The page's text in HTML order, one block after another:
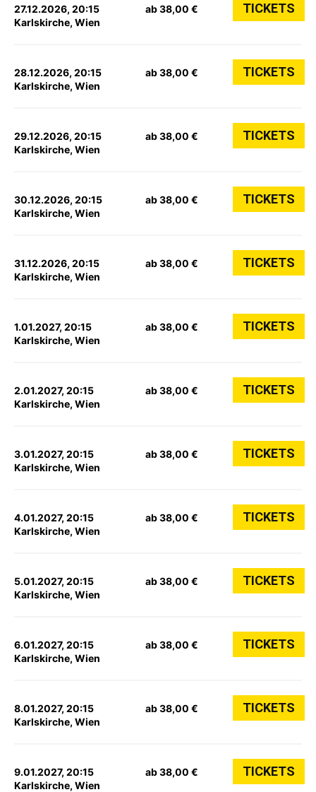
27.12.2026, 20:15
Karlskirche, Wien
ab 38,00 € TICKETS
28.12.2026, 20:15
Karlskirche, Wien
ab 38,00 € TICKETS
29.12.2026, 20:15
Karlskirche, Wien
ab 38,00 € TICKETS
30.12.2026, 20:15
Karlskirche, Wien
ab 38,00 € TICKETS
31.12.2026, 20:15
Karlskirche, Wien
ab 38,00 € TICKETS
1.01.2027, 20:15
Karlskirche, Wien
ab 38,00 € TICKETS
2.01.2027, 20:15
Karlskirche, Wien
ab 38,00 € TICKETS
3.01.2027, 20:15
Karlskirche, Wien
ab 38,00 € TICKETS
4.01.2027, 20:15
Karlskirche, Wien
ab 38,00 € TICKETS
5.01.2027, 20:15
Karlskirche, Wien
ab 38,00 € TICKETS
6.01.2027, 20:15
Karlskirche, Wien
ab 38,00 € TICKETS
8.01.2027, 20:15
Karlskirche, Wien
ab 38,00 € TICKETS
9.01.2027, 20:15
Karlskirche, Wien
ab 38,00 € TICKETS